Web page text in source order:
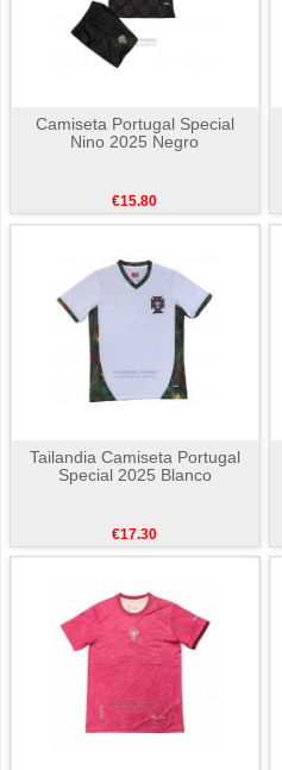
Camiseta Portugal Special
Nino 2025 Negro
€15.80
Tailandia Camiseta Portugal
Special 2025 Blanco
€17.30